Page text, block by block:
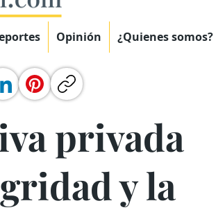
Opinión ¿Quienes somos?
privada
y la